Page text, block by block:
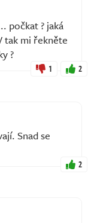
počkat ? jaká
tak mi řekněte
?
1 2
Snad se
2